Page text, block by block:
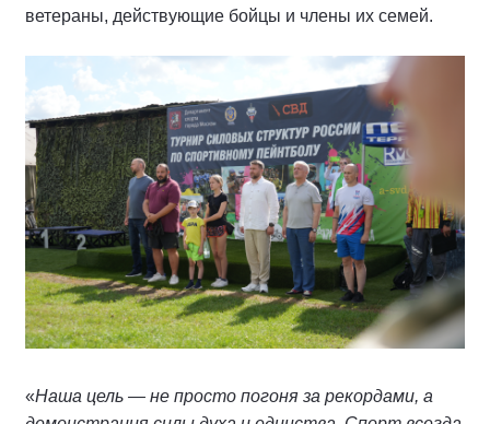
ветераны, действующие бойцы и члены их семей.
«Наша цель — не просто погоня за рекордами, а